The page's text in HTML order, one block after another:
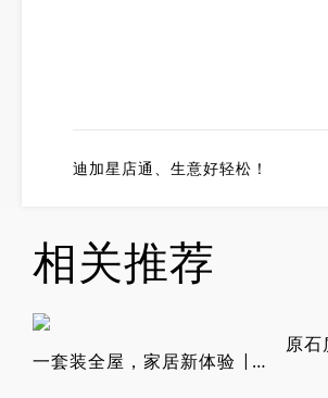
迪加星店通、生意好轻松！
相关推荐
一套装全屋，家居新体验 | 一砖多尺 ? 迪加瓷砖子母系列